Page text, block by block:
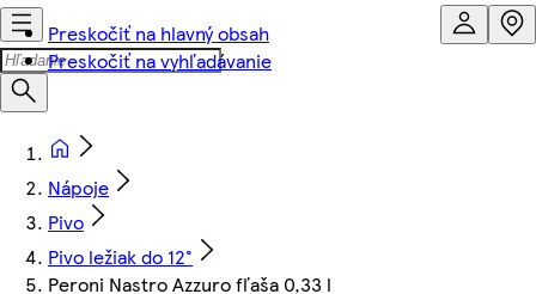
Preskočiť na hlavný obsah
Preskočiť na vyhľadávanie
Nápoje
Pivo
Pivo ležiak do 12°
Peroni Nastro Azzuro fľaša 0,33 l